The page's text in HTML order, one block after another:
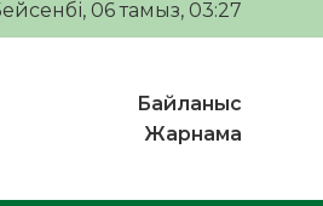
06 тамыз, 03:27
Байланыс
Жарнама